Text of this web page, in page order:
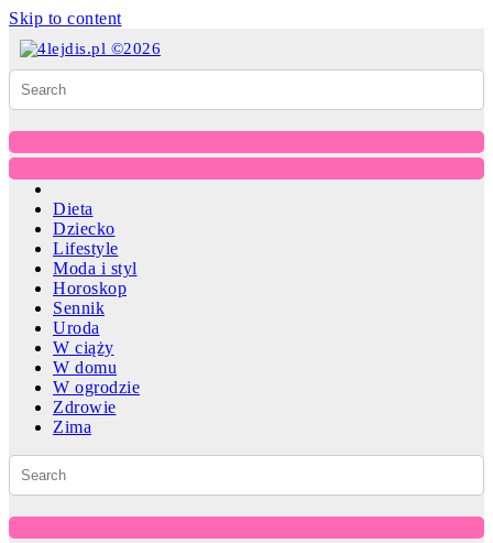
Skip to content
Dieta
Dziecko
Lifestyle
Moda i styl
Horoskop
Sennik
Uroda
W ciąży
W domu
W ogrodzie
Zdrowie
Zima